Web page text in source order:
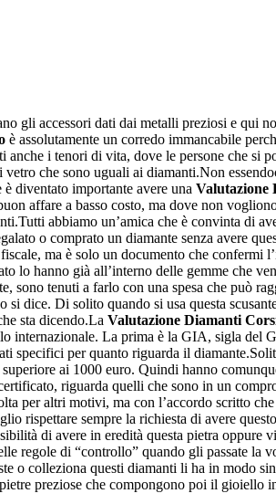
gli accessori dati dai metalli preziosi e qui
è assolutamente un corredo immancabile
i tenori di vita, dove le persone che si
che sono uguali ai diamanti.Non
diventato importante avere una Valutazione
affare a basso costo, ma dove non
abbiamo un’amica che è convinta di
o comprato un diamante senza avere
ma è solo un documento che confermi
lo hanno già all’interno delle gemme che
sono tenuti a farlo con una spesa che può
si dice. Di solito quando si usa questa
sta dicendo.La Valutazione Diamanti
internazionale. La prima è la GIA, sigla del
specifici per quanto riguarda il
ai 1000 euro. Quindi hanno
riguarda quelli che sono in un
per altri motivi, ma con l’accordo scritto
rispettare sempre la richiesta di avere
di avere in eredità questa pietra oppure
regole di “controllo” quando gli passate la
o colleziona questi diamanti li ha in modo
preziose che compongono poi il gioiello